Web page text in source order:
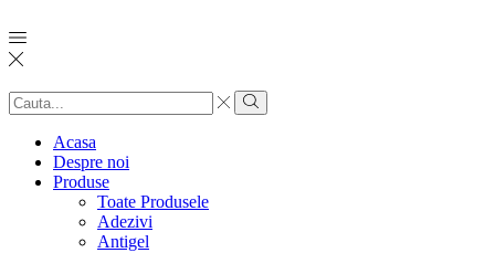
Search
input
Search
Acasa
Despre noi
Produse
Toate Produsele
Adezivi
Antigel